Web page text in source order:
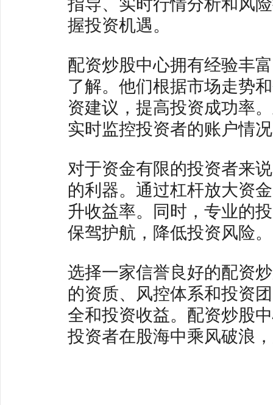
握投资机遇。
配资炒股中心拥有经验丰
了解。他们根据市场走势
资建议，提高投资成功率
实时监控投资者的账户情
对于资金有限的投资者来
的利器。通过杠杆放大资
升收益率。同时，专业的
保驾护航，降低投资风险。
选择一家信誉良好的配资
的资质、风控体系和投资
全和投资收益。配资炒股
投资者在股海中乘风破浪